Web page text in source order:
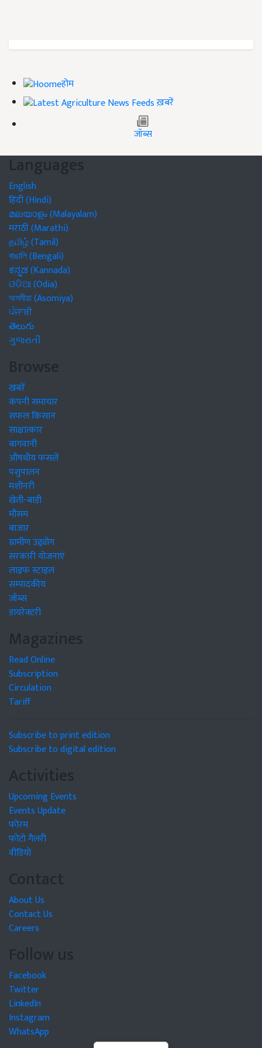
होम
ख़बरें
जॉब्स
Languages
English
हिंदी (Hindi)
മലയാളം (Malayalam)
मराठी (Marathi)
தமிழ் (Tamil)
বাঙালি (Bengali)
ಕನ್ನಡ (Kannada)
ଓଡିଆ (Odia)
অসমীয়া (Asomiya)
ਪੰਜਾਬੀ
తెలుగు
ગુજરાતી
Browse
खबरें
कंपनी समाचार
सफल किसान
साक्षात्कार
बागवानी
औषधीय फसलें
पशुपालन
मशीनरी
खेती-बाड़ी
मौसम
बाजार
ग्रामीण उद्द्योग
सरकारी योजनाएं
लाइफ स्टाइल
सम्पादकीय
जॉब्स
डायरेक्टरी
Magazines
Read Online
Subscription
Circulation
Tariff
Subscribe to print edition
Subscribe to digital edition
Activities
Upcoming Events
Events Update
फोरम
फोटो गैलरी
वीडियो
Contact
About Us
Contact Us
Careers
Follow us
Facebook
Twitter
LinkedIn
Instagram
WhatsApp